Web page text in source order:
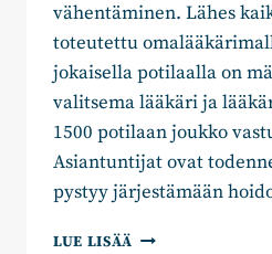
vähentäminen. Lähes
toteutettu
jokaisella potilaalla on
valitsema lääkäri ja
1500 potilaan joukko
Asiantuntijat ovat
pystyy järjestämään
LUE LISÄÄ TUULA